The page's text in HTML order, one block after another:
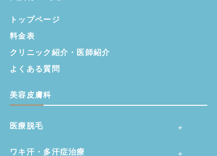
トップページ
料金表
クリニック紹介・ 医師紹介
よくある質問
美容皮膚科
医療脱毛
ワキ汗・多汗症治療